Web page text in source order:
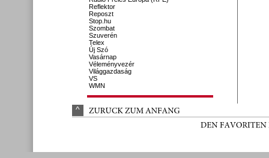
Reflektor
Reposzt
Stop.hu
Szombat
Szuverén
Telex
Új Szó
Vasárnap
Véleményvezér
Világgazdaság
VS
WMN
^ ZURÜCK ZUM ANFANG
DEN FAVORITEN